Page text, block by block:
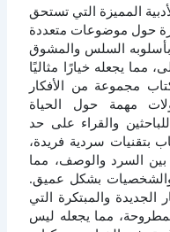
المميزة التي تستحق
حول موضوعات متعددة
بأسلوبه السلس والمشوق
مما يجعله خيارًا مثاليًا
مجموعة من الأفكار
مهمة حول الحياة
والقراء على حد
بتقنيات سردية فريدة،
السرد والوصف، مما
والشخصيات بشكل عميق.
والمبتكرة التي
مما يجعله ليس